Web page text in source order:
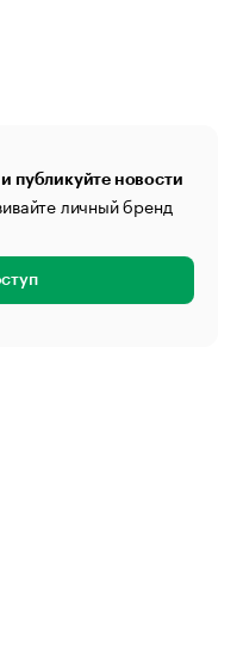
публикуйте новости
личный бренд